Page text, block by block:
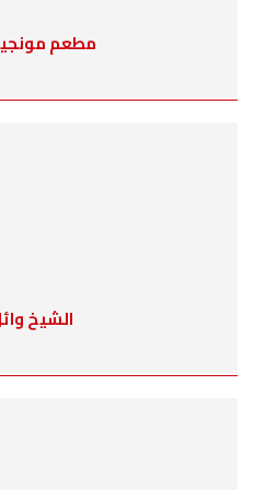
مطعم
الشيخ